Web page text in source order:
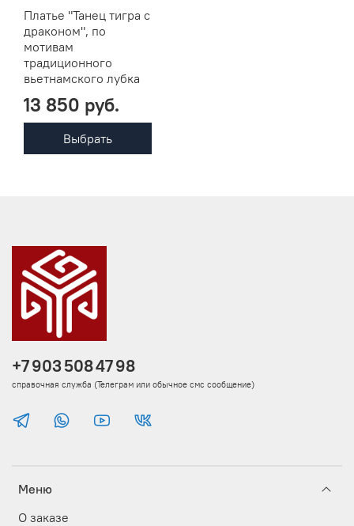
Платье "Танец тигра с
драконом", по
мотивам
традиционного
вьетнамского лубка
13 850 руб.
Выбрать
Меню
О заказе
+7 903 508 47 98
справочная служба (Телеграм или обычное смс сообщение)